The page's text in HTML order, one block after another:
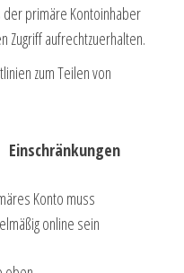
primäre Kontoinhaber
Zugriff aufrechtzuerhalten.
zum Teilen von
Einschränkungen
Konto muss
online sein